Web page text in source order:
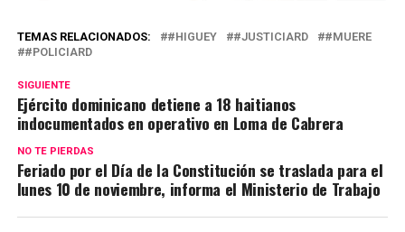
TEMAS RELACIONADOS: #HIGUEY #JUSTICIARD
#MUERE
#POLICIARD
SIGUIENTE
Ejército dominicano detiene a 18 haitianos
indocumentados en operativo en Loma de Cabrera
NO TE PIERDAS
Feriado por el Día de la Constitución se traslada para el
lunes 10 de noviembre, informa el Ministerio de Trabajo